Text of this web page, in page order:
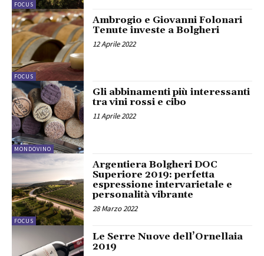
FOCUS
FOCUS
Ambrogio e Giovanni Folonari
Tenute investe a Bolgheri
12 Aprile 2022
MONDOVINO
Gli abbinamenti più interessanti
tra vini rossi e cibo
11 Aprile 2022
FOCUS
Argentiera Bolgheri DOC
Superiore 2019: perfetta
espressione intervarietale e
personalità vibrante
28 Marzo 2022
Le Serre Nuove dell’Ornellaia
2019